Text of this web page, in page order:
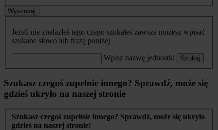
Wyszukaj
Jeżeli nie znalazłeś tego czego szukałeś zawsze możesz wpisać
szukane słowo lub frazę poniżej
Wpisz nazwę jednostki Szukaj
Szukasz czegoś zupełnie innego? Sprawdź, może się
gdzieś ukryło na naszej stronie
Szukasz czegoś zupełnie innego? Sprawdź, może się ukryło
gdzieś na naszej stronie!